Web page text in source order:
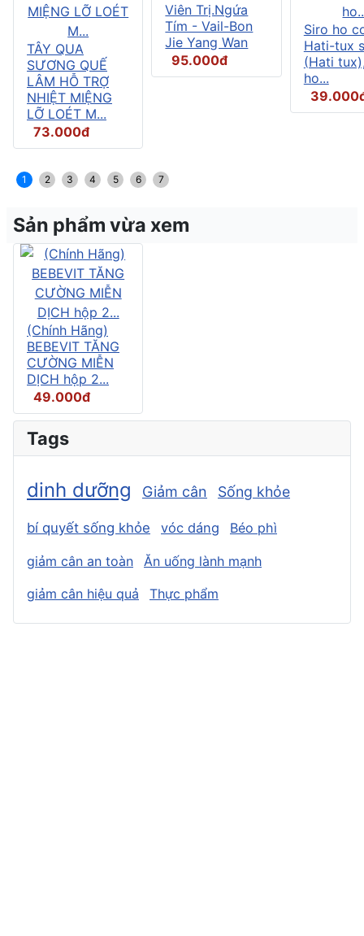
TÂY QUA
SƯƠNG QUẾ
LÂM HỖ TRỢ
NHIỆT MIỆNG
LỠ LOÉT M...
73.000đ
Viên Trị.Ngứa
Tím - Vail-Bon
Jie Yang Wan
95.000đ
Siro ho
Hati-tux
(Hati
ho...
1 2 3 4 5 6 7
Sản phẩm vừa xem
(Chính Hãng)
BEBEVIT TĂNG
CƯỜNG MIỄN
DỊCH hộp 2...
49.000đ
Tags
dinh dưỡng Giảm cân Sống khỏe
bí quyết sống khỏe vóc dáng Béo phì
giảm cân an toàn
Ăn uống lành mạnh
giảm cân hiệu quả
Thực phẩm